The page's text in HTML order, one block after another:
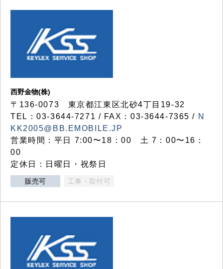
西野金物(株)
〒136-0073 東京都江東区北砂4丁目19-32
TEL：03‐3644‐7271 / FAX：03-3644-7365 / N
KK2005@BB.EMOBILE.JP
営業時間：平日 7:00〜18：00 土 7：00〜16：
00
定休日：日曜日・祝祭日
販売可 工事・取付可